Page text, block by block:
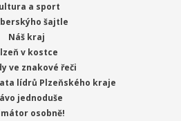
a sport
šajtle
Náš kraj
v kostce
ve znakové řeči
lídrů Plzeňského kraje
jednoduše
osobně!